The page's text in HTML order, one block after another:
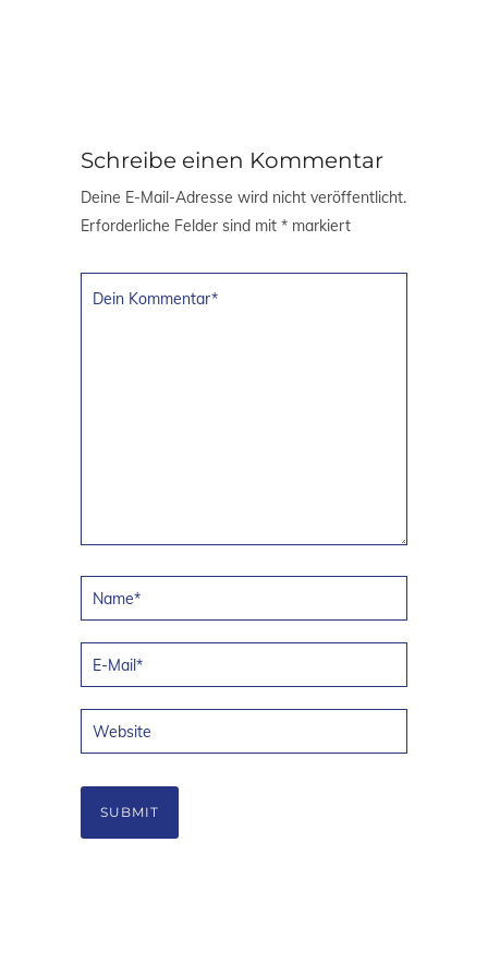
Schreibe einen Kommentar
Deine E-Mail-Adresse wird nicht veröffentlicht.
Erforderliche Felder sind mit * markiert